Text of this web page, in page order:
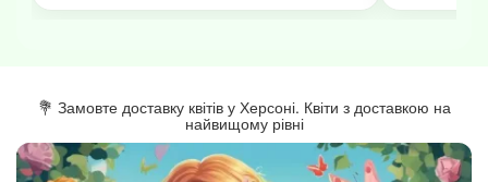
💐 Замовте доставку квітів у Херсоні. Квіти з доставкою на
найвищому рівні